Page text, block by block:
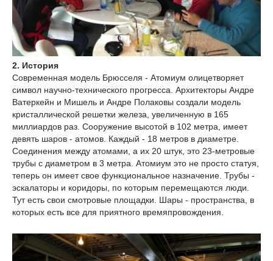
2. История
Современная модель Брюсселя - Атомиум олицетворяет
символ научно-технического прогресса. Архитекторы Андре
Ватеркейн и Мишель и Андре Полаковы создали модель
кристаллической решетки железа, увеличенную в 165
миллиардов раз. Сооружение высотой в 102 метра, имеет
девять шаров - атомов. Каждый - 18 метров в диаметре.
Соединения между атомами, а их 20 штук, это 23-метровые
трубы с диаметром в 3 метра. Атомиум это не просто статуя,
теперь он имеет свое функциональное назначение. Трубы -
эскалаторы и коридоры, по которым перемещаются люди.
Тут есть свои смотровые площадки. Шары - пространства, в
которых есть все для приятного времяпровождения.